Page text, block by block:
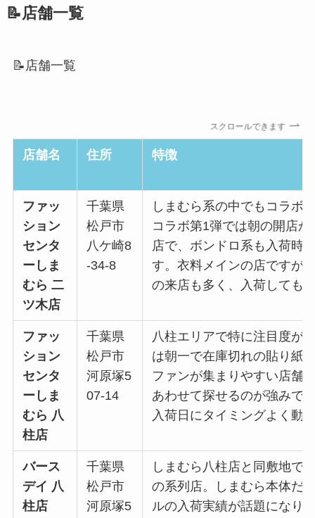
📝店舗一覧
📝店舗一覧
スクロールできます
店舗名 住所 特徴
ファッ
ション
センタ
ーしま
むら 二
ツ木店
千葉県
松戸市
八ケ崎8
-34-8
しまむら系の中でもコラボ
コラボ第1弾では朝の開店
店で、ボンドロ系も入荷時
す。衣料メインの店ですが
の来店も多く、入荷しても
ファッ
ション
センタ
ーしま
むら 八
柱店
千葉県
松戸市
河原塚5
07-14
八柱エリアで特に注目度が
は朝一で在庫切れの貼り紙
ファンが集まりやすい店舗
あわせて探せるのが強みで
入荷日にタイミングよく動
バース
デイ 八
柱店
千葉県
松戸市
河原塚5
しまむら八柱店と同敷地で
の系列店。しまむら本体だ
ルの入荷実績が話題になり